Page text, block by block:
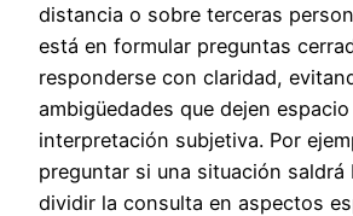
distancia o sobre terceras
está en formular preguntas
responderse con claridad,
ambigüedades que dejen espacio
interpretación subjetiva. Por
preguntar si una situación saldrá
dividir la consulta en aspectos